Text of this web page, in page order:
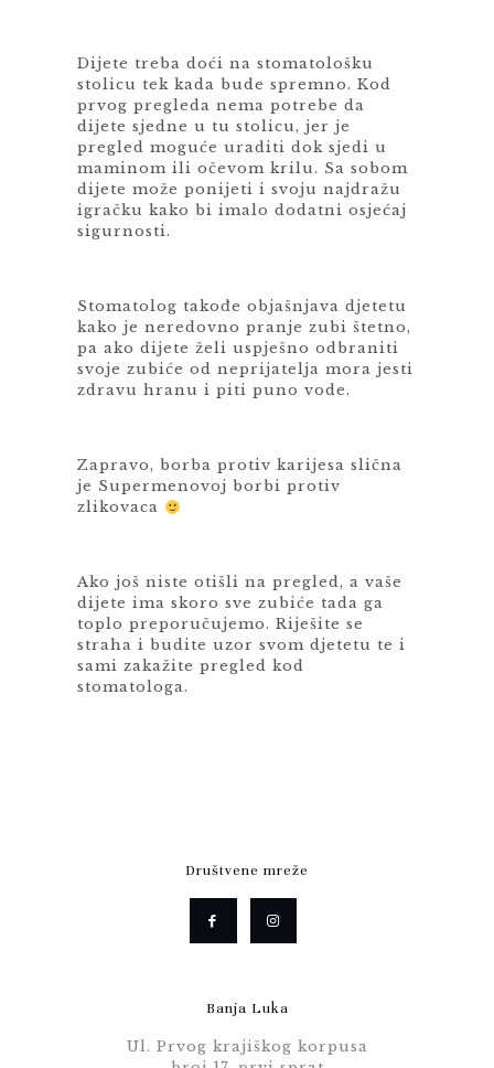
Dijete treba doći na stomatološku
stolicu tek kada bude spremno. Kod
prvog pregleda nema potrebe da
dijete sjedne u tu stolicu, jer je
pregled moguće uraditi dok sjedi u
maminom ili očevom krilu. Sa sobom
dijete može ponijeti i svoju najdražu
igračku kako bi imalo dodatni osjećaj
sigurnosti.
Stomatolog takođe objašnjava djetetu
kako je neredovno pranje zubi štetno,
pa ako dijete želi uspješno odbraniti
svoje zubiće od neprijatelja mora jesti
zdravu hranu i piti puno vode.
Zapravo, borba protiv karijesa slična
je Supermenovoj borbi protiv
zlikovaca
Ako još niste otišli na pregled, a vaše
dijete ima skoro sve zubiće tada ga
toplo preporučujemo. Riješite se
straha i budite uzor svom djetetu te i
sami zakažite pregled kod
stomatologa.
Društvene mreže
Banja Luka
Ul. Prvog krajiškog korpusa